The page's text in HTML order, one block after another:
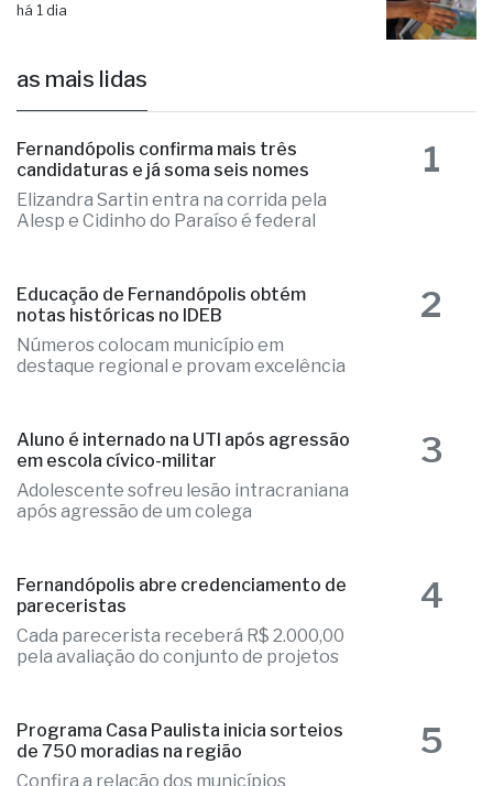
há 1 dia
as mais lidas
Fernandópolis confirma mais três
candidaturas e já soma seis nomes
Elizandra Sartin entra na corrida pela
Alesp e Cidinho do Paraíso é federal
1
Educação de Fernandópolis obtém
notas históricas no IDEB
Números colocam município em
destaque regional e provam excelência
2
Aluno é internado na UTI após agressão
em escola cívico-militar
Adolescente sofreu lesão intracraniana
após agressão de um colega
3
Fernandópolis abre credenciamento de
pareceristas
Cada parecerista receberá R$ 2.000,00
pela avaliação do conjunto de projetos
4
Programa Casa Paulista inicia sorteios
de 750 moradias na região
Confira a relação dos municípios
5